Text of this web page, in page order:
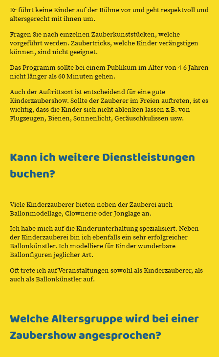
Er führt keine Kinder auf der Bühne vor und geht respektvoll und
altersgerecht mit ihnen um.
Fragen Sie nach einzelnen Zauberkunststücken, welche
vorgeführt werden. Zaubertricks, welche Kinder verängstigen
können, sind nicht geeignet.
Das Programm sollte bei einem Publikum im Alter von 4-6 Jahren
nicht länger als 60 Minuten gehen.
Auch der Auftrittsort ist entscheidend für eine gute
Kinderzaubershow. Sollte der Zauberer im Freien auftreten, ist es
wichtig, dass die Kinder sich nicht ablenken lassen z.B. von
Flugzeugen, Bienen, Sonnenlicht, Geräuschkulissen usw.
Kann ich weitere Dienstleistungen
buchen?
Viele Kinderzauberer bieten neben der Zauberei auch
Ballonmodellage, Clownerie oder Jonglage an.
Ich habe mich auf die Kinderunterhaltung spezialisiert. Neben
der Kinderzauberei bin ich ebenfalls ein sehr erfolgreicher
Ballonkünstler. Ich modelliere für Kinder wunderbare
Ballonfiguren jeglicher Art.
Oft trete ich auf Veranstaltungen sowohl als Kinderzauberer, als
auch als Ballonkünstler auf.
Welche Altersgruppe wird bei einer
Zaubershow angesprochen?